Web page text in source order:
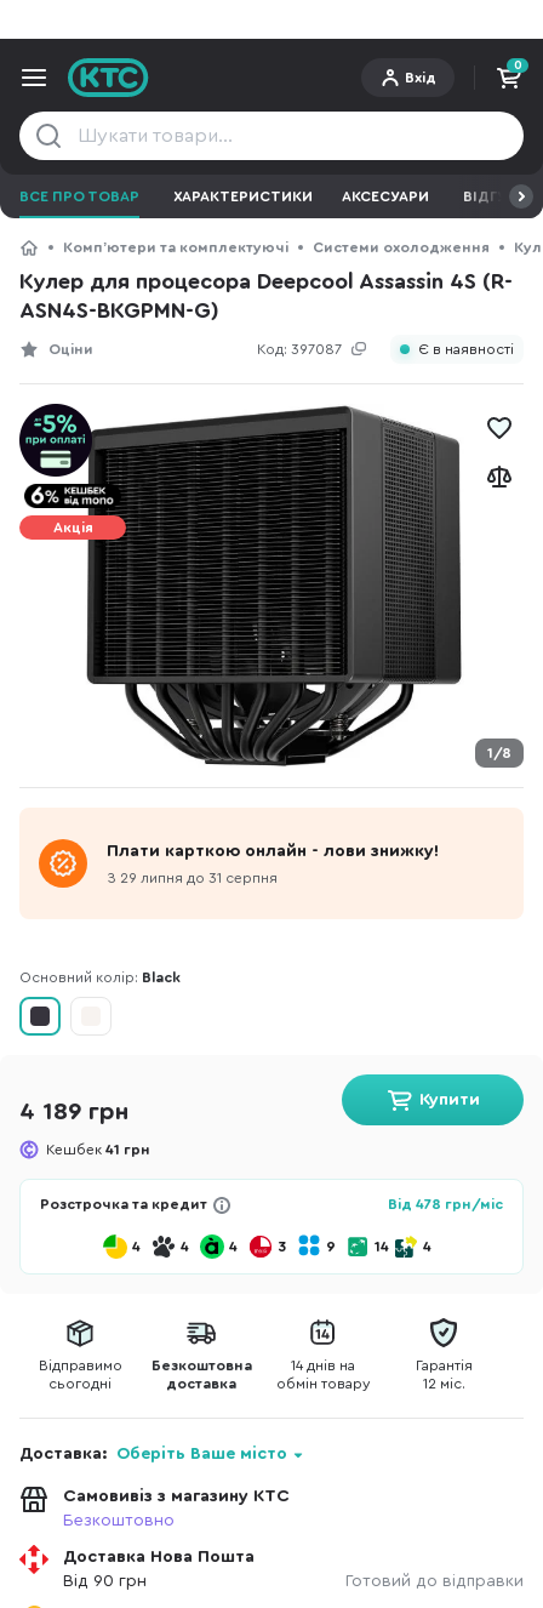
Вхід
0
ВСЕ ПРО ТОВАР ХАРАКТЕРИСТИКИ АКСЕСУАРИ ВІДГУКИ
Компʼютери та комплектуючі Системи охолодження
Кулер для процесора Deepcool Assassin 4S (R-
ASN4S-BKGPMN-G)
Код: 397087
Оціни Є в наявності
1/8
Акція
Плати карткою онлайн - лови знижку!
З 29 липня до 31 серпня
Основний колір: Black
4 189 грн
Кешбек 41 грн
Купити
Розстрочка та кредит Від 478 грн/міс
4 4 4 3 9 14 4
Відправимо
сьогодні
Безкоштовна
доставка
14 днів на
обмін товару
Гарантія
12 міс.
Доставка: Оберіть Ваше місто
Самовивіз з магазину КТС
Безкоштовно
Доставка Нова Пошта
Від 90 грн
Готовий до відправки